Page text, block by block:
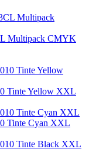
Multipack CMYK
Tinte Yellow XXL
Tinte Cyan XXL